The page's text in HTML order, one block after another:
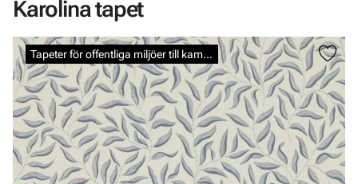
Karolina tapet
Tapeter för offentliga miljöer till kampanjpris
Hoppa över bilder